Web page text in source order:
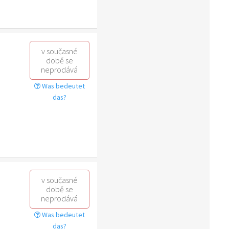
v současné
době se
neprodává
Was bedeutet
das?
v současné
době se
neprodává
Was bedeutet
das?